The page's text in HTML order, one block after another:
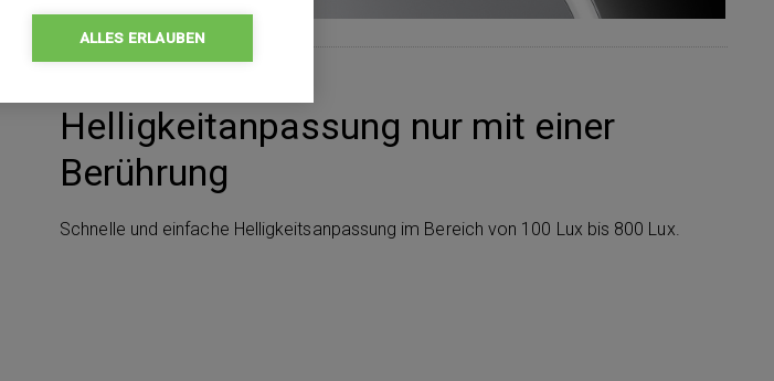
Helligkeitanpassung nur mit einer
Berührung
Schnelle und einfache Helligkeitsanpassung im Bereich von 100 Lux bis 800 Lux.
ALLES ERLAUBEN